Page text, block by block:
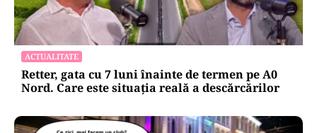
ACTUALITATE
Retter, gata cu 7 luni înainte de termen pe A0
Nord. Care este situația reală a descărcărilor